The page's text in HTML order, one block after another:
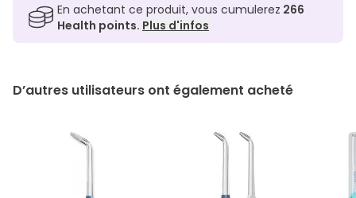
En achetant ce produit, vous cumulerez 266
Health points. Plus d'infos
D’autres utilisateurs ont également acheté